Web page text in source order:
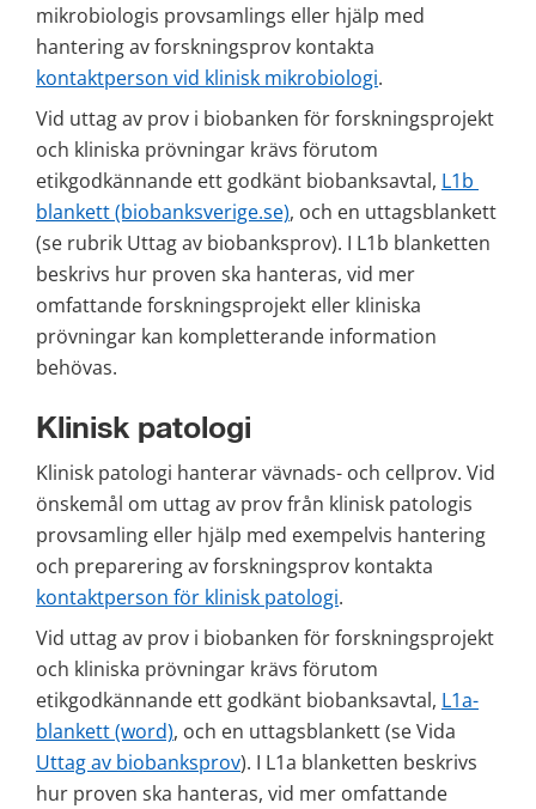
mikrobiologis provsamlings eller hjälp med
kontaktperson vid klinisk mikrobiologi.
Vid uttag av prov i biobanken för forskningsprojekt
och kliniska prövningar krävs förutom
etikgodkännande ett godkänt biobanksavtal, L1b
blankett (biobanksverige.se), och en uttagsblankett
(se rubrik Uttag av biobanksprov). I L1b blanketten
beskrivs hur proven ska hanteras, vid mer
omfattande forskningsprojekt eller kliniska
prövningar kan kompletterande information
behövas.
Klinisk patologi
Klinisk patologi hanterar vävnads- och cellprov. Vid
önskemål om uttag av prov från klinisk patologis
provsamling eller hjälp med exempelvis hantering
kontaktperson för klinisk patologi.
Vid uttag av prov i biobanken för forskningsprojekt
och kliniska prövningar krävs förutom
etikgodkännande ett godkänt biobanksavtal, L1a-
blankett (word)
Uttag av biobanksprov). I L1a blanketten beskrivs
hur proven ska hanteras, vid mer omfattande